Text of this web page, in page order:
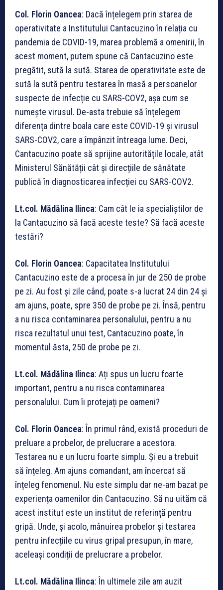
Col. Florin Oancea: Dacă înțelegem prin starea de
operativitate a Institutului Cantacuzino în relația cu
pandemia de COVID-19, marea problemă a omenirii, în
acest moment, putem spune că Cantacuzino este
pregătit, sută la sută. Starea de operativitate este de
sută la sută pentru testarea în masă a persoanelor
suspecte de infecție cu SARS-COV2, așa cum se
numește virusul. De-asta trebuie să înțelegem
diferența dintre boala care este COVID-19 și virusul
SARS-COV2, care a împânzit întreaga lume. Deci,
Cantacuzino poate să sprijine autoritățile locale, atât
Ministerul Sănătății cât și direcțiile de sănătate
publică în diagnosticarea infecției cu SARS-COV2.
Lt.col. Mădălina Ilinca: Cam cât le ia specialiștilor de
la Cantacuzino să facă aceste teste? Să facă aceste
testări?
Col. Florin Oancea: Capacitatea Institutului
Cantacuzino este de a procesa în jur de 250 de probe
pe zi. Au fost și zile când, poate s-a lucrat 24 din 24 și
am ajuns, poate, spre 350 de probe pe zi. Însă, pentru
a nu risca contaminarea personalului, pentru a nu
risca rezultatul unui test, Cantacuzino poate, în
momentul ăsta, 250 de probe pe zi.
Lt.col. Mădălina Ilinca: Ați spus un lucru foarte
important, pentru a nu risca contaminarea
personalului. Cum îi protejați pe oameni?
Col. Florin Oancea: În primul rând, există proceduri de
preluare a probelor, de prelucrare a acestora.
Testarea nu e un lucru foarte simplu. Și eu a trebuit
să înțeleg. Am ajuns comandant, am încercat să
înțeleg fenomenul. Nu este simplu dar ne-am bazat pe
experiența oamenilor din Cantacuzino. Să nu uităm că
acest institut este un institut de referință pentru
gripă. Unde, și acolo, mânuirea probelor și testarea
pentru infecțiile cu virus gripal presupun, în mare,
aceleași condiții de prelucrare a probelor.
Lt.col. Mădălina Ilinca: În ultimele zile am auzit